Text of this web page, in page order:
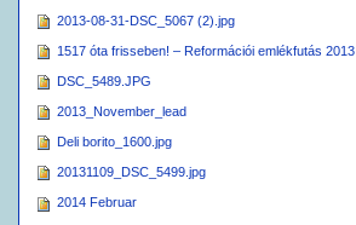
2013-08-31-DSC_5067 (2).jpg
1517 óta frisseben! – Reformációi emlékfutás 2013
DSC_5489.JPG
2013_November_lead
Deli borito_1600.jpg
20131109_DSC_5499.jpg
2014 Februar